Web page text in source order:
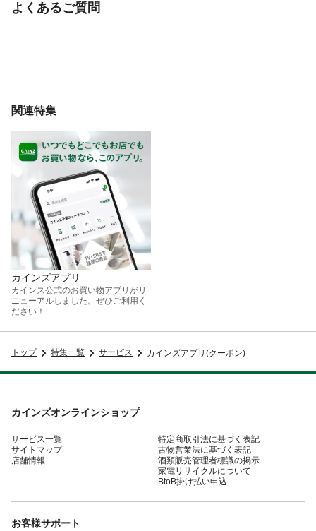
よくあるご質問
関連特集
カインズアプリ
カインズ公式のお買い物アプリがリ
ニューアルしました。ぜひご利用く
ださい！
トップ 特集一覧 サービス カインズアプリ(クーポン)
カインズオンラインショップ
サービス一覧
サイトマップ
店舗情報
特定商取引法に基づく表記
古物営業法に基づく表記
酒類販売管理者標識の掲示
家電リサイクルについて
BtoB掛け払い申込
お客様サポート